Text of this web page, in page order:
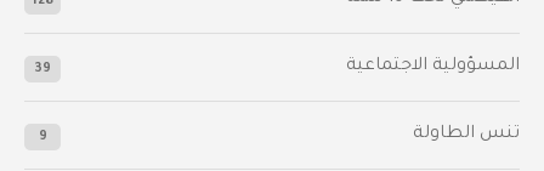
المسؤولية الاجتماعية 39
تنس الطاولة 9